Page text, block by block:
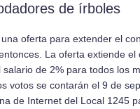
de í­rboles
oferta para extender el
La oferta extiende
de 2% para todos los
votos se contarán el 9 de
de Internet del Local 1245